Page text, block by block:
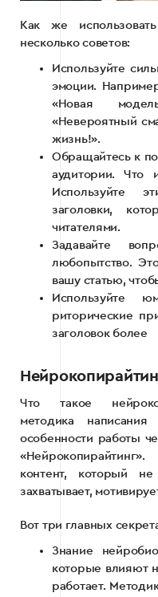
Как же
несколько советов:
Используйте
эмоции.
«Новая
«Невероятный
жизнь!».
Обращайтесь к
аудитории. Что
Используйте
заголовки,
читателями.
Задавайте
любопытство.
вашу статью,
Используйте
риторические
заголовок более
Что такое
методика написания
особенности работы
контент, который
захватывает,
Вот три главных
Знание
которые влияют
работает.